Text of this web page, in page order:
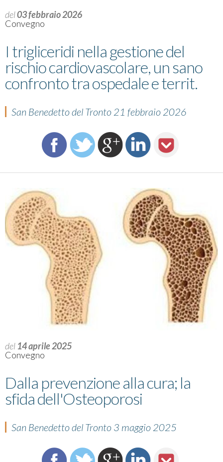
del03 febbraio 2026
Convegno
I trigliceridi nella gestione del
rischio cardiovascolare, un sano
confronto tra ospedale e territ.
San Benedetto del Tronto 21 febbraio 2026
del 14 aprile 2025
Convegno
Dalla prevenzione alla cura; la
sfida dell'Osteoporosi
San Benedetto del Tronto 3 maggio 2025